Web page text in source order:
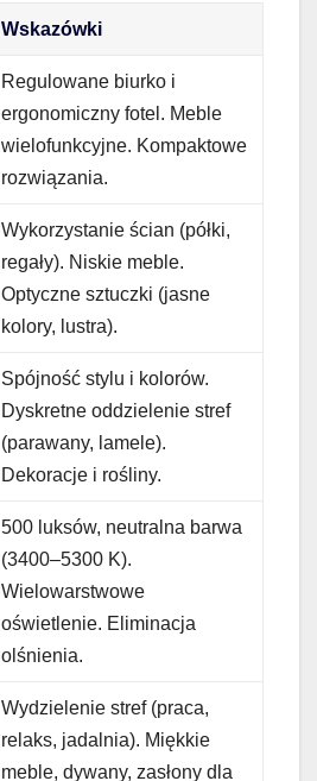
Wskazówki
Regulowane biurko i
ergonomiczny fotel. Meble
wielofunkcyjne. Kompaktowe
rozwiązania.
Wykorzystanie ścian (półki,
regały). Niskie meble.
Optyczne sztuczki (jasne
kolory, lustra).
Spójność stylu i kolorów.
Dyskretne oddzielenie stref
(parawany, lamele).
Dekoracje i rośliny.
500 luksów, neutralna barwa
(3400–5300 K).
Wielowarstwowe
oświetlenie. Eliminacja
olśnienia.
Wydzielenie stref (praca,
relaks, jadalnia). Miękkie
meble, dywany, zasłony dla